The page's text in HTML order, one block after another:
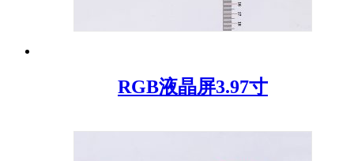
RGB液晶屏3.97寸